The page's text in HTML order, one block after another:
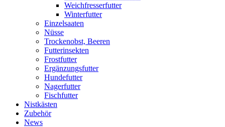
Weichfresserfutter
Winterfutter
Einzelsaaten
Nüsse
Trockenobst, Beeren
Futterinsekten
Frostfutter
Ergänzungsfutter
Hundefutter
Nagerfutter
Fischfutter
Nistkästen
Zubehör
News